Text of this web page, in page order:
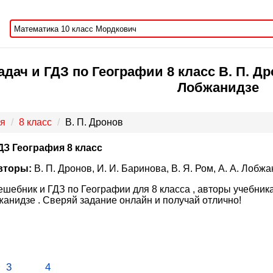
и ГДЗ по Географии 8 класс В. П.
Лобжанидзе
8 класс В. П. Дронов
География 8 класс
В. П. Дронов, И. И. Баринова, В. Я. Ром, А. А.
и ГДЗ по Географии для 8 класса , авторы
. Сверяй задание онлайн и получай отлично!
3 4